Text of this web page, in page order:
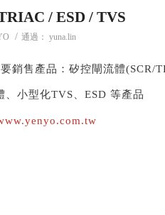
/ ESD / TVS
/ 通過： yuna.lin
銷售產品：矽控閘流體(SCR/
、小型化TVS、ESD 等產品